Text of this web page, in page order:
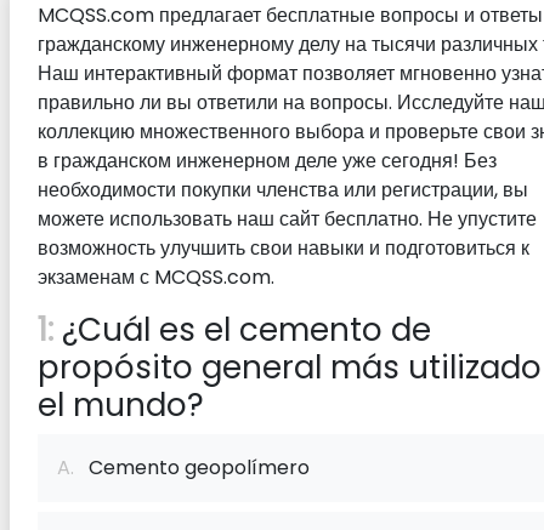
MCQSS.com предлагает бесплатные вопросы и
гражданскому инженерному делу на тысячи различных
Наш интерактивный формат позволяет мгновенно
правильно ли вы ответили на вопросы. Исследуйте
коллекцию множественного выбора и проверьте свои
в гражданском инженерном деле уже сегодня! Без
необходимости покупки членства или регистрации, вы
можете использовать наш сайт бесплатно. Не упустите
возможность улучшить свои навыки и подготовиться к
экзаменам с MCQSS.com.
1: ¿Cuál es el cemento de
propósito general más
el mundo?
A. Cemento geopolímero